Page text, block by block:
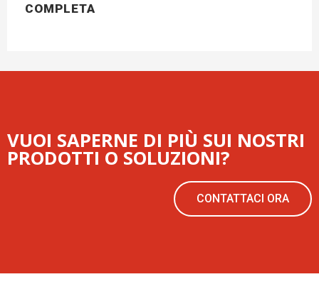
COMPLETA
VUOI SAPERNE DI PIÙ SUI NOSTRI
PRODOTTI O SOLUZIONI?
CONTATTACI ORA